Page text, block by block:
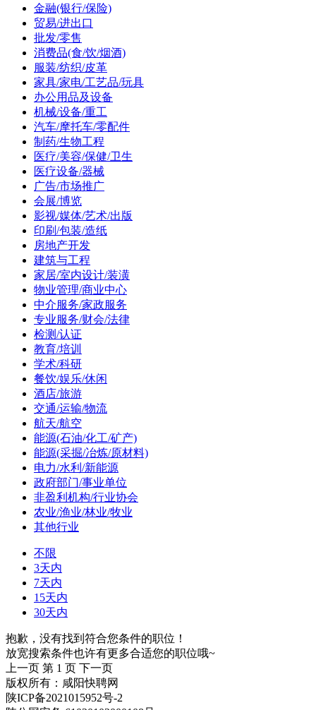
金融(银行/保险)
贸易/进出口
批发/零售
消费品(食/饮/烟酒)
服装/纺织/皮革
家具/家电/工艺品/玩具
办公用品及设备
机械/设备/重工
汽车/摩托车/零配件
制药/生物工程
医疗/美容/保健/卫生
医疗设备/器械
广告/市场推广
会展/博览
影视/媒体/艺术/出版
印刷/包装/造纸
房地产开发
建筑与工程
家居/室内设计/装潢
物业管理/商业中心
中介服务/家政服务
专业服务/财会/法律
检测/认证
教育/培训
学术/科研
餐饮/娱乐/休闲
酒店/旅游
交通/运输/物流
航天/航空
能源(石油/化工/矿产)
能源(采掘/冶炼/原材料)
电力/水利/新能源
政府部门/事业单位
非盈利机构/行业协会
农业/渔业/林业/牧业
其他行业
不限
3天内
7天内
15天内
30天内
抱歉，没有找到符合您条件的职位！
放宽搜索条件也许有更多合适您的职位哦~
上一页 第 1 页 下一页
版权所有：咸阳快聘网
陕ICP备2021015952号-2